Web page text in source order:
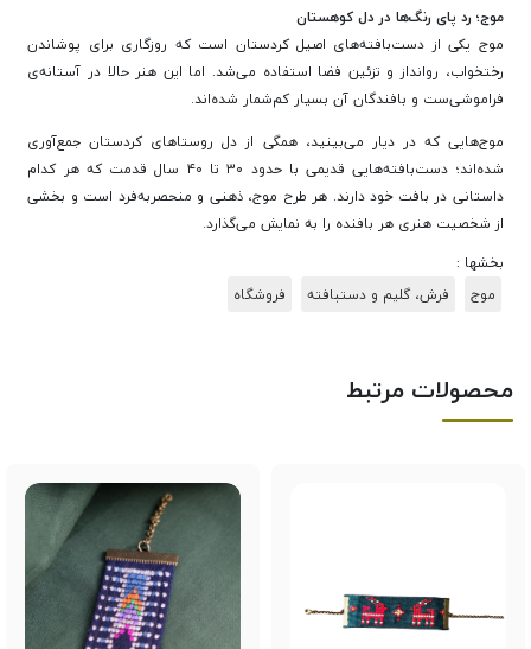
موج؛ رد پای رنگ‌ها در دل کوهستان
موج یکی از دست‌بافته‌های اصیل کردستان است که روزگاری برای پوشاندن
رختخواب، روانداز و تزئین فضا استفاده می‌شد. اما این هنر حالا در آستانه‌ی
فراموشی‌ست و بافندگان آن بسیار کم‌شمار شده‌اند.
موج‌هایی که در دیار می‌بینید، همگی از دل روستاهای کردستان جمع‌آوری
شده‌اند؛ دست‌بافته‌هایی قدیمی با حدود ۳۰ تا ۴۰ سال قدمت که هر کدام
داستانی در بافت خود دارند. هر طرح موج، ذهنی و منحصربه‌فرد است و بخشی
از شخصیت هنری هر بافنده را به نمایش می‌گذارد.
بخشها :
موج
فرش، گلیم و دستبافته فروشگاه
محصولات مرتبط